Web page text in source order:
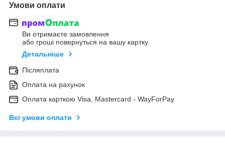
Умови оплати
Ви отримаєте замовлення
або гроші повернуться на вашу картку
Детальніше
Післяплата
Оплата на рахунок
Оплата карткою Visa, Mastercard - WayForPay
Всі умови оплати